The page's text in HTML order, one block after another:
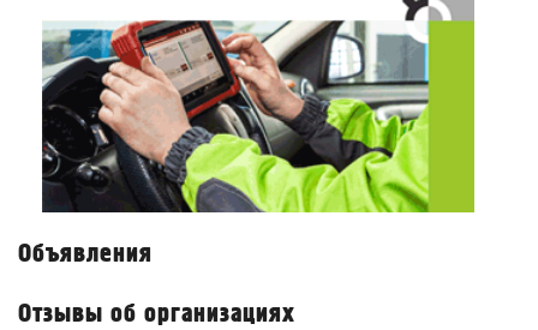
Объявления
Отзывы об организациях